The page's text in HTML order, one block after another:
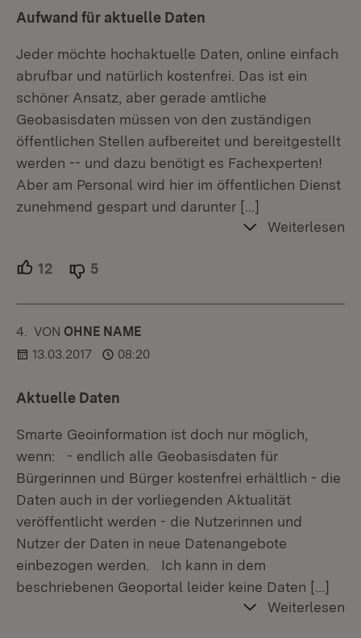
Aufwand für aktuelle Daten
Jeder möchte hochaktuelle Daten, online einfach
abrufbar und natürlich kostenfrei. Das ist ein
schöner Ansatz, aber gerade amtliche
Geobasisdaten müssen von den zuständigen
öffentlichen Stellen aufbereitet und bereitgestellt
werden -- und dazu benötigt es Fachexperten!
Aber am Personal wird hier im öffentlichen Dienst
zunehmend gespart und darunter […]
Weiterlesen
12 Unterstützer.
5
4. KOMMENTAR
VON :OHNE NAME
13.03.2017
08:20
Aktuelle Daten
Smarte Geoinformation ist doch nur möglich,
wenn: - endlich alle Geobasisdaten für
Bürgerinnen und Bürger kostenfrei erhältlich - die
Daten auch in der vorliegenden Aktualität
veröffentlicht werden - die Nutzerinnen und
Nutzer der Daten in neue Datenangebote
einbezogen werden. Ich kann in dem
beschriebenen Geoportal leider keine Daten […]
Weiterlesen